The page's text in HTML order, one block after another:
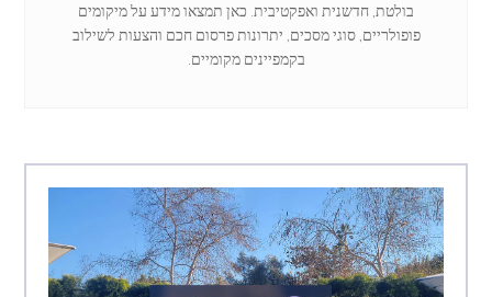
בולטת, חדשנית ואפקטיבית. כאן תמצאו מידע על מיקומים
פופולריים, סוגי מסכים, יתרונות פרסום חכם והצעות לשילוב
בקמפיינים מקומיים.